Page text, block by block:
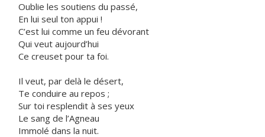
Oublie les soutiens du passé,
En lui seul ton appui !
C’est lui comme un feu dévorant
Qui veut aujourd’hui
Ce creuset pour ta foi.
Il veut, par delà le désert,
Te conduire au repos ;
Sur toi resplendit à ses yeux
Le sang de l’Agneau
Immolé dans la nuit.